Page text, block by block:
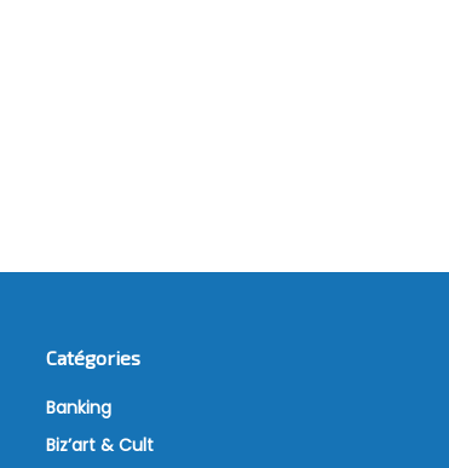
Catégories
Banking
Biz’art & Cult